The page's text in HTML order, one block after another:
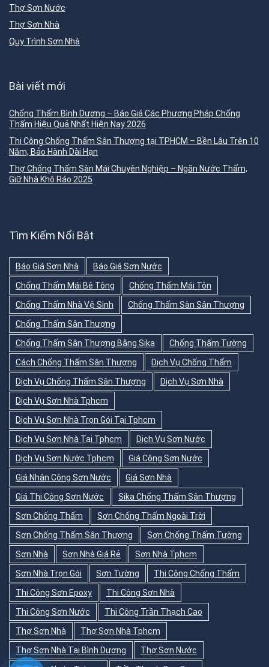
Thợ Sơn Nước
Thợ Sơn Nhà
Quy Trình Sơn Nhà
Bài viết mới
Chống Thấm Bình Dương – Báo Giá Các Phương Pháp Chống
Thấm Hiệu Quả Nhất Hiện Nay 2026
Thi Công Chống Thấm Sân Thượng tại TPHCM – Bền Lâu Trên 10
Năm, Bảo Hành Dài Hạn
Thợ Chống Thấm Sàn Mái Chuyên Nghiệp – Ngăn Nước Thấm,
Giữ Nhà Khô Ráo 2025
Tìm Kiếm Nổi Bật
Báo Giá Sơn Nhà
Báo Giá Sơn Nước
Chống Thấm Mái Bê Tông
Chống Thấm Mái Tôn
Chống Thấm Nhà Vệ Sinh
Chống Thấm Sàn Sân Thượng
Chống Thấm Sân Thượng
Chống Thấm Sân Thượng Bằng Sika
Chống Thấm Tường
Cách Chống Thấm Sân Thượng
Dịch Vụ Chống Thấm
Dịch Vụ Chống Thấm Sân Thượng
Dịch Vụ Sơn Nhà
Dịch Vụ Sơn Nhà Tphcm
Dịch Vụ Sơn Nhà Trọn Gói Tại Tphcm
Dịch Vụ Sơn Nhà Tại Tphcm
Dịch Vụ Sơn Nước
Dịch Vụ Sơn Nước Tphcm
Giá Công Sơn Nước
Giá Nhân Công Sơn Nước
Giá Sơn Nhà
Giá Thi Công Sơn Nước
Sika Chống Thấm Sân Thượng
Sơn Chống Thấm
Sơn Chống Thấm Ngoài Trời
Sơn Chống Thấm Sân Thượng
Sơn Chống Thấm Tường
Sơn Nhà
Sơn Nhà Giá Rẻ
Sơn Nhà Tphcm
Sơn Nhà Trọn Gói
Sơn Tường
Thi Công Chống Thấm
Thi Công Sơn Epoxy
Thi Công Sơn Nhà
Thi Công Sơn Nước
Thi Công Trần Thạch Cao
Thợ Sơn Nhà
Thợ Sơn Nhà Tphcm
Thợ Sơn Nhà Tại Bình Dương
Thợ Sơn Nước